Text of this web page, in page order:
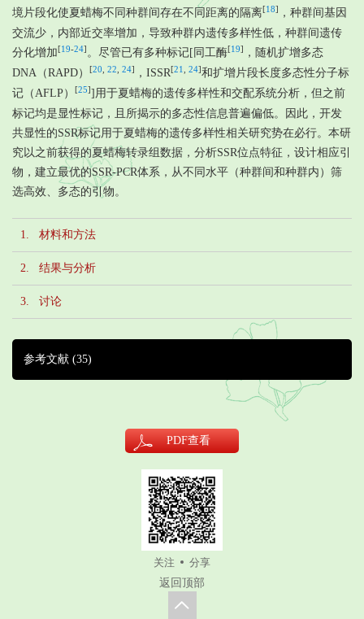
境片段化使夏蜡梅不同种群间存在不同距离的隔离[18]
，种群间基因
交流少，内部近交率增加，导致种群内遗传多样性低，种群间遗传
分化增加[19-24] 。尽管已有多种标记[同工酶[19]
，随机扩增多态
DNA（RAPD）
[20 22 24] ，ISSR[21 24]和扩增片段长度多态性分子标
记（AFLP）
[25]]用于夏蜡梅的遗传多样性和交配系统分析，但之前
标记均是显性标记，且所揭示的多态性信息普遍偏低。因此，开发
共显性的SSR标记用于夏蜡梅的遗传多样性相关研究势在必行。本研
究以之前获得的夏蜡梅转录组数据，分析SSR位点特征，设计相应引
物，建立最优的SSR-PCR体系，从不同水平（种群间和种群内）筛
选高效、多态的引物。
1. 材料和方法
2. 结果与分析
3. 讨论
参考文献 (35)
PDF查看
关注
分享
返回顶部